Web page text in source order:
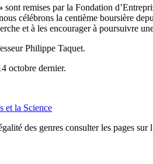
sont remises par la Fondation
célébrons la centième boursière
et à les encourager à poursuivre
Philippe Taquet.
octobre dernier.
et la Science
des genres consulter les pages